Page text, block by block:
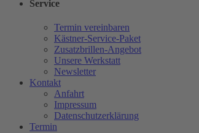
Service
Termin vereinbaren
Kästner-Service-Paket
Zusatzbrillen-Angebot
Unsere Werkstatt
Newsletter
Kontakt
Anfahrt
Impressum
Datenschutzerklärung
Termin